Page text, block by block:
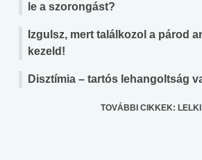
le a szorongást?
Izgulsz, mert találkozol a párod
kezeld!
Disztímia – tartós lehangoltság
TOVÁBBI CIKKEK: